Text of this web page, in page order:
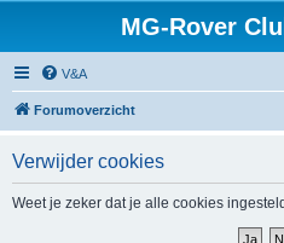
MG-Rover
V&A
Forumoverzicht
Verwijder cookies
Weet je zeker dat je alle cookies